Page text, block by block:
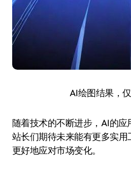
AI绘图结果，
随着技术的不断进步，AI的应
站长们期待未来能有更多实
更好地应对市场变化。